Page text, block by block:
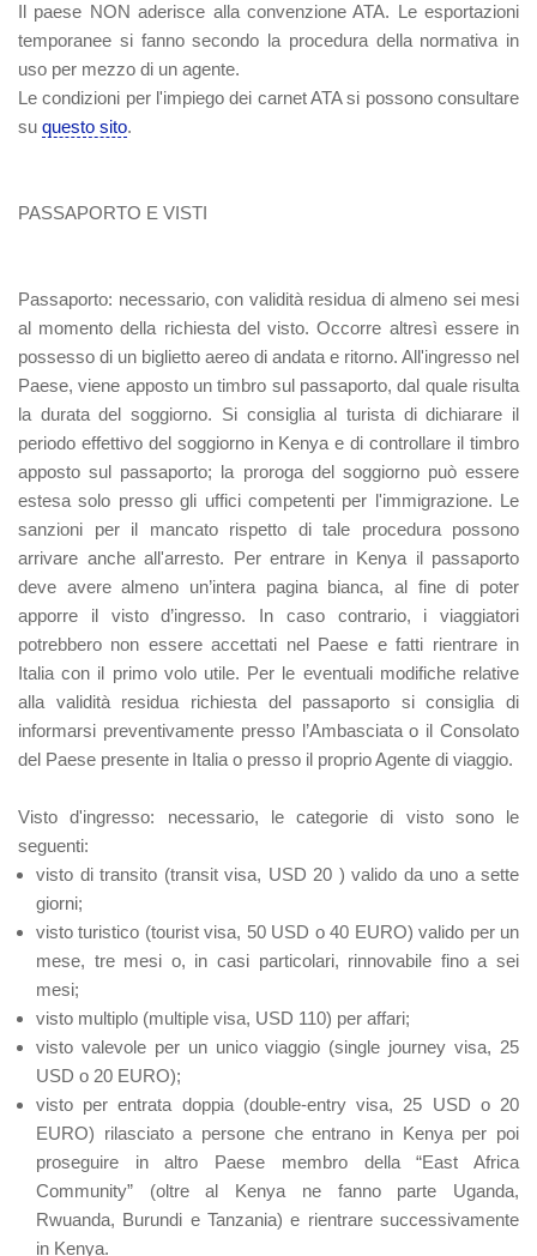
Il paese NON aderisce alla convenzione ATA. Le esportazioni
temporanee si fanno secondo la procedura della normativa in
uso per mezzo di un agente.
Le condizioni per l'impiego dei carnet ATA si possono consultare
su questo sito.
PASSAPORTO E VISTI
Passaporto: necessario, con validità residua di almeno sei mesi
al momento della richiesta del visto. Occorre altresì essere in
possesso di un biglietto aereo di andata e ritorno. All'ingresso nel
Paese, viene apposto un timbro sul passaporto, dal quale risulta
la durata del soggiorno. Si consiglia al turista di dichiarare il
periodo effettivo del soggiorno in Kenya e di controllare il timbro
apposto sul passaporto; la proroga del soggiorno può essere
estesa solo presso gli uffici competenti per l'immigrazione. Le
sanzioni per il mancato rispetto di tale procedura possono
arrivare anche all'arresto. Per entrare in Kenya il passaporto
deve avere almeno un’intera pagina bianca, al fine di poter
apporre il visto d’ingresso. In caso contrario, i viaggiatori
potrebbero non essere accettati nel Paese e fatti rientrare in
Italia con il primo volo utile. Per le eventuali modifiche relative
alla validità residua richiesta del passaporto si consiglia di
informarsi preventivamente presso l’Ambasciata o il Consolato
del Paese presente in Italia o presso il proprio Agente di viaggio.
Visto d'ingresso: necessario, le categorie di visto sono le
seguenti:
visto di transito (transit visa, USD 20 ) valido da uno a sette
giorni;
visto turistico (tourist visa, 50 USD o 40 EURO) valido per un
mese, tre mesi o, in casi particolari, rinnovabile fino a sei
mesi;
visto multiplo (multiple visa, USD 110) per affari;
visto valevole per un unico viaggio (single journey visa, 25
USD o 20 EURO);
visto per entrata doppia (double-entry visa, 25 USD o 20
EURO) rilasciato a persone che entrano in Kenya per poi
proseguire in altro Paese membro della “East Africa
Community” (oltre al Kenya ne fanno parte Uganda,
Rwuanda, Burundi e Tanzania) e rientrare successivamente
in Kenya.